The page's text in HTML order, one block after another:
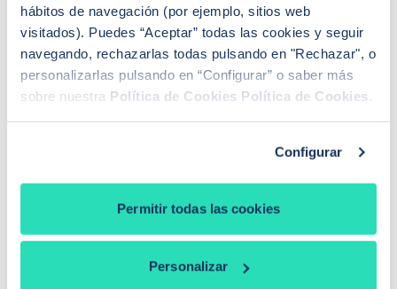
hábitos de navegación (por ejemplo, sitios web
visitados). Puedes “Aceptar” todas las cookies y seguir
navegando, rechazarlas todas pulsando en "Rechazar", o
personalizarlas pulsando en “Configurar” o saber más
sobre nuestra Política de Cookies Política de Cookies .
Configurar
Permitir todas las cookies
Personalizar
Que represalias podríamos tener en el futuro con […]
Llamadme